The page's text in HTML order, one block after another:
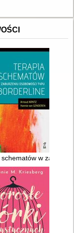
wobec
schematów w